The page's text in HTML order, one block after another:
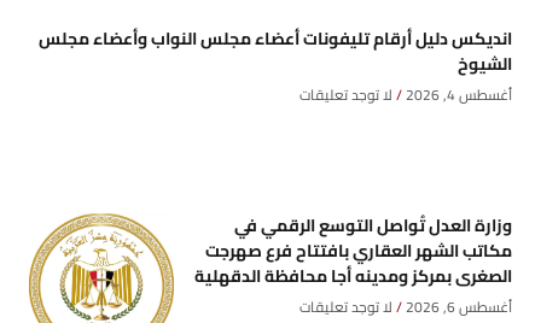
انديكس دليل أرقام تليفونات أعضاء مجلس النواب وأعضاء مجلس
الشيوخ
أغسطس 4, 2026 لا توجد تعليقات
وزارة العدل تُواصل التوسع الرقمي في
مكاتب الشهر العقاري بافتتاح فرع صهرجت
الصغرى بمركز ومدينه أجا محافظة الدقهلية
أغسطس 6, 2026 لا توجد تعليقات